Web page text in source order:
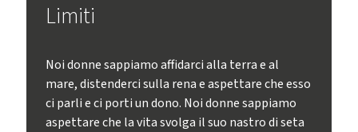
Limiti
Noi donne sappiamo affidarci alla terra e al
mare, distenderci sulla rena e aspettare che esso
ci parli e ci porti un dono. Noi donne sappiamo
aspettare che la vita svolga il suo nastro di seta